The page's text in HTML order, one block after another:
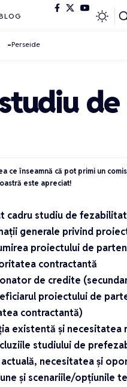
Perseide
ce înseamnă că pot primi un
este apreciat!
cadru studiu de
generale privind
proiectului de
contractantă
de credite
proiectului de
contractantă)
existentă și
studiului de
necesitatea și
și scenariile/opțiunile